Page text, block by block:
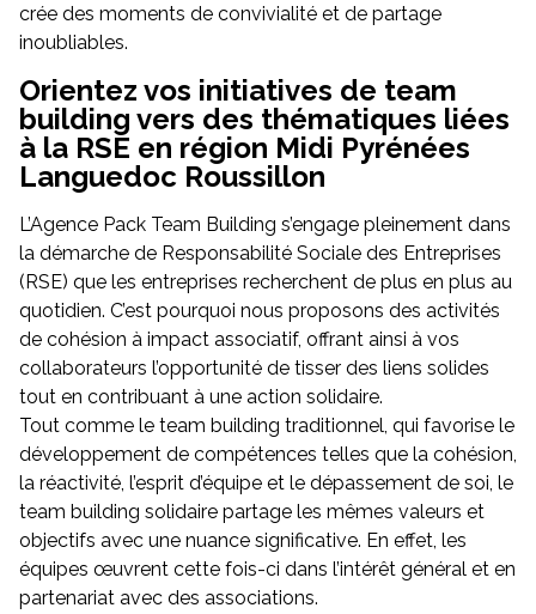
crée des moments de convivialité et de partage
inoubliables.
Orientez vos initiatives de team
building vers des thématiques liées
à la RSE en région Midi Pyrénées
Languedoc Roussillon
L’Agence Pack Team Building s’engage pleinement dans
la démarche de Responsabilité Sociale des Entreprises
(RSE) que les entreprises recherchent de plus en plus au
quotidien. C’est pourquoi nous proposons des activités
de cohésion à impact associatif, offrant ainsi à vos
collaborateurs l’opportunité de tisser des liens solides
tout en contribuant à une action solidaire.
Tout comme le team building traditionnel, qui favorise le
développement de compétences telles que la cohésion,
la réactivité, l’esprit d’équipe et le dépassement de soi, le
team building solidaire partage les mêmes valeurs et
objectifs avec une nuance significative. En effet, les
équipes œuvrent cette fois-ci dans l’intérêt général et en
partenariat avec des associations.